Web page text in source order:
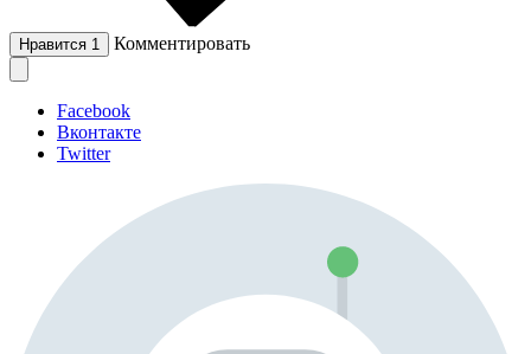
Нравится 1 Комментировать
Facebook
Вконтакте
Twitter